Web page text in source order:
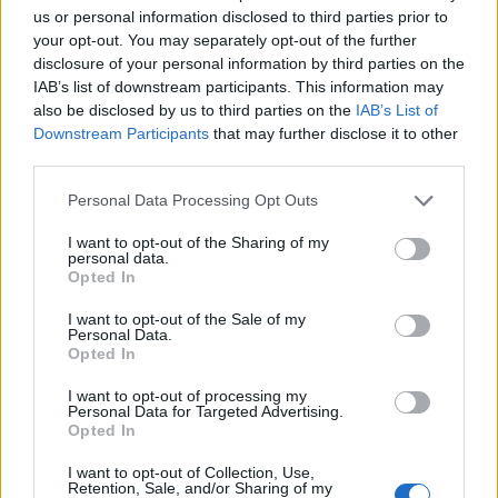
us or personal information disclosed to third parties prior to
your opt-out. You may separately opt-out of the further
disclosure of your personal information by third parties on the
IAB’s list of downstream participants. This information may
also be disclosed by us to third parties on the IAB’s List of
Downstream Participants that may further disclose it to other
Personal Data Processing Opt Outs
I want to opt-out of the Sharing of my
personal data.
Opted In
I want to opt-out of the Sale of my
Personal Data.
Opted In
I want to opt-out of processing my
Personal Data for Targeted Advertising.
Opted In
I want to opt-out of Collection, Use,
Retention, Sale, and/or Sharing of my
Classic Mantra
Riepilogo stagione
20 - 66
Squalificato 0 - 0%
Inutilizzato 6 - 20